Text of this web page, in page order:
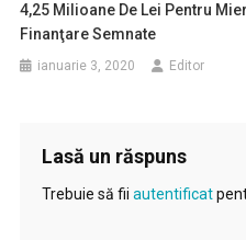
4,25 Milioane De Lei Pentru
Finanţare Semnate
ianuarie 3, 2020 Editor
Lasă un răspuns
Trebuie să fii autentificat